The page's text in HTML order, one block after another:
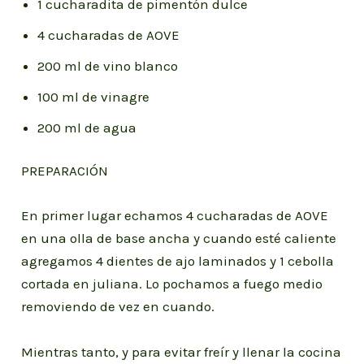
1 cucharadita de pimentón dulce
4 cucharadas de AOVE
200 ml de vino blanco
100 ml de vinagre
200 ml de agua
PREPARACIÓN
En primer lugar echamos 4 cucharadas de AOVE
en una olla de base ancha y cuando esté caliente
agregamos 4 dientes de ajo laminados y 1 cebolla
cortada en juliana. Lo pochamos a fuego medio
removiendo de vez en cuando.
Mientras tanto, y para evitar freír y llenar la cocina